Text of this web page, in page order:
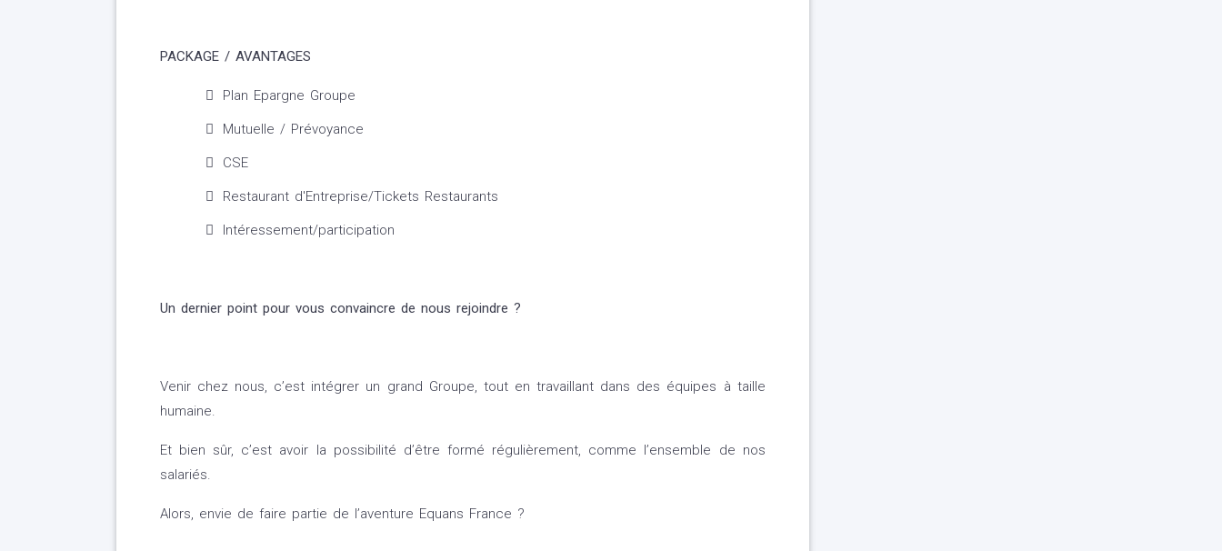
PACKAGE / AVANTAGES
Plan Epargne Groupe
Mutuelle / Prévoyance
CSE
Restaurant d'Entreprise/Tickets Restaurants
Intéressement/participation
Un dernier point pour vous convaincre de nous rejoindre ?
Venir chez nous, c’est intégrer un grand Groupe, tout en travaillant dans des équipes à taille
humaine.
Et bien sûr, c’est avoir la possibilité d’être formé régulièrement, comme l’ensemble de nos
salariés.
Alors, envie de faire partie de l’aventure Equans France ?